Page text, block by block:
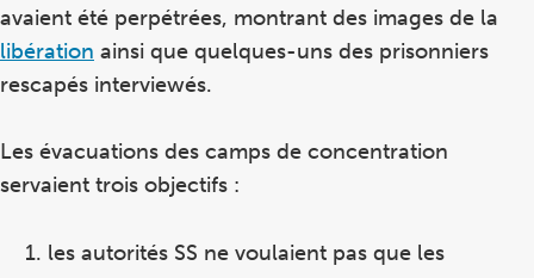
avaient été perpétrées, montrant des images de la
libération ainsi que quelques-uns des prisonniers
rescapés interviewés.
Les évacuations des camps de concentration
servaient trois objectifs :
les autorités SS ne voulaient pas que les